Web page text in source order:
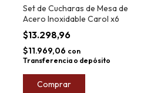
Set de Cucharas de Mesa de
Acero Inoxidable Carol x6
$13.298,96
$11.969,06 con
Transferencia o depósito
Comprar